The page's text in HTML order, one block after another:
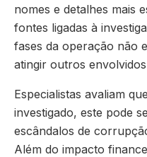
nomes e detalhes mais
fontes ligadas à
fases da operação não
atingir outros
Especialistas avaliam
investigado, este pode
escândalos de
Além do impacto